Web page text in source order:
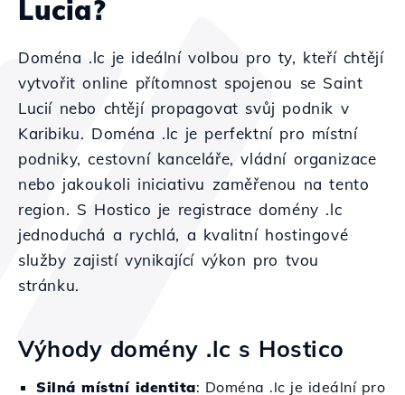
Lucia?
Doména .lc je ideální volbou pro ty, kteří chtějí
vytvořit online přítomnost spojenou se Saint
Lucií nebo chtějí propagovat svůj podnik v
Karibiku. Doména .lc je perfektní pro místní
podniky, cestovní kanceláře, vládní organizace
nebo jakoukoli iniciativu zaměřenou na tento
region. S Hostico je registrace domény .lc
jednoduchá a rychlá, a kvalitní hostingové
služby zajistí vynikající výkon pro tvou
stránku.
Výhody domény .lc s Hostico
Silná místní identita: Doména .lc je ideální pro